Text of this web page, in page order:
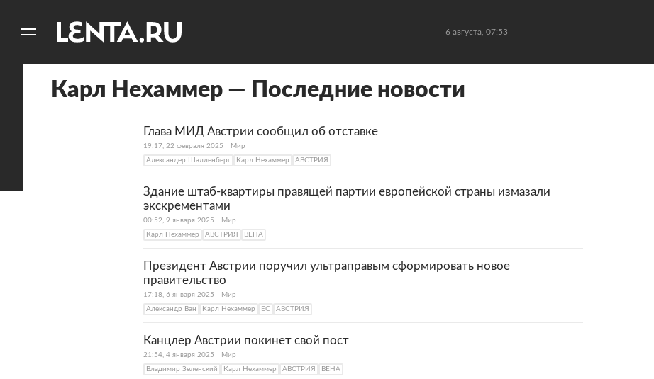
6 августа, 07:53
Карл Нехаммер — Последние новости
Глава МИД Австрии сообщил об отставке
19:17, 22 февраля 2025
Мир
Александер Шалленберг
Карл Нехаммер АВСТРИЯ
Здание штаб-квартиры правящей партии европейской страны измазали
экскрементами
00:52, 9 января 2025
Мир
Карл Нехаммер
АВСТРИЯ ВЕНА
Президент Австрии поручил ультраправым сформировать новое
правительство
17:18, 6 января 2025
Мир
Александр Ван
Карл Нехаммер ЕС АВСТРИЯ
Канцлер Австрии покинет свой пост
21:54, 4 января 2025
Мир
Владимир Зеленский
Карл Нехаммер АВСТРИЯ ВЕНА